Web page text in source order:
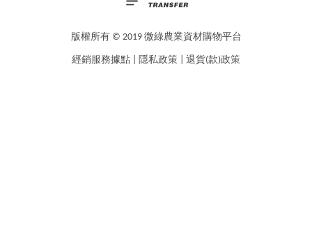
版權所有 © 2019 微綠農業資材購物平台
經銷服務據點 隱私政策 退貨(款)政策